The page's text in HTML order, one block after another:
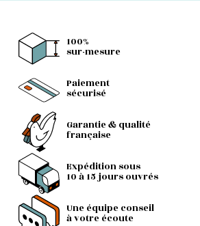
100%
sur-mesure
Paiement
sécurisé
Garantie & qualité
française
Expédition sous
10 à 15 jours ouvrés
Une équipe conseil
à votre écoute